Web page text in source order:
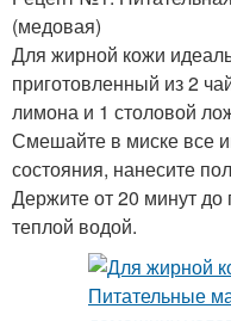
(медовая)
Для жирной кожи
приготовленный из 2
лимона и 1 столовой
Смешайте в миске все
состояния, нанесите
Держите от 20 минут до
теплой водой.